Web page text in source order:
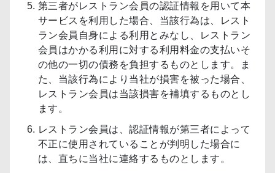
第三者がレストラン会員の認証情報を用いて本
サービスを利用した場合、当該行為は、レスト
ラン会員自身による利用とみなし、レストラン
会員はかかる利用に対する利用料金の支払いそ
の他の一切の債務を負担するものとします。ま
た、当該行為により当社が損害を被った場合、
レストラン会員は当該損害を補填するものとし
ます。
レストラン会員は、認証情報が第三者によって
不正に使用されていることが判明した場合に
は、直ちに当社に連絡するものとします。